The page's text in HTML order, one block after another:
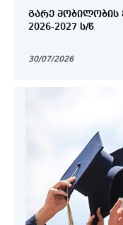
ᲒᲐᲠᲔ ᲛᲝᲑᲘᲚᲝᲑᲘᲡ
2026-2027 Ს/Წ
30/07/2026